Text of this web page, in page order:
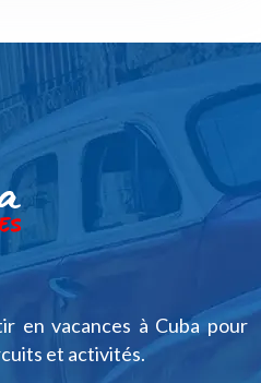
en vacances à Cuba pour
et activités.